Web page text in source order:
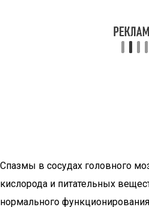
Спазмы в сосудах головного
кислорода и питательных
нормального